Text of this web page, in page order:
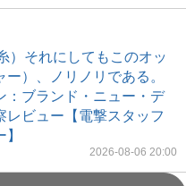
）それにしてもこのオッ
）、ノリノリである。
：ブランド・ニュー・デ
レビュー【電撃スタッフ
2026-08-06 20:00